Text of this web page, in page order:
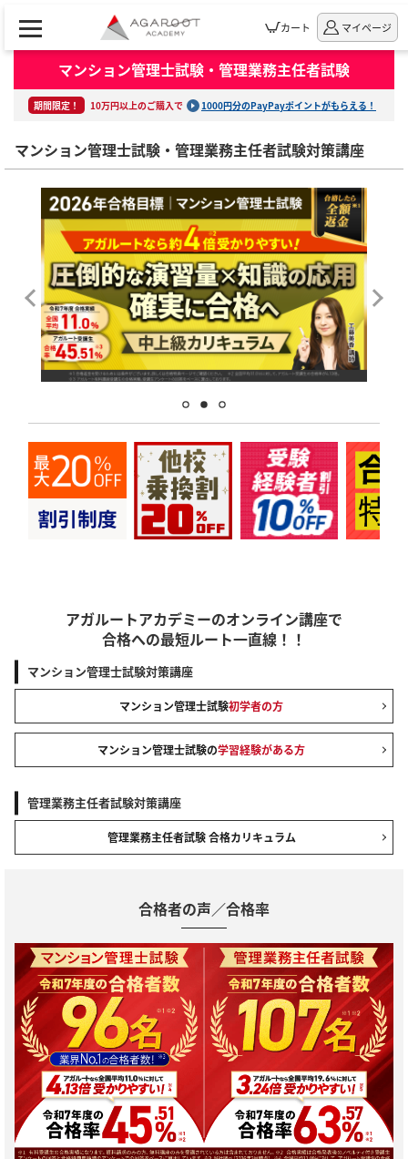
カート マイページ
マンション管理士試験・管理業務主任者試験
期間限定！ 10万円以上のご購入で 1000円分のPayPayポイントがもらえる！
マンション管理士試験・管理業務主任者試験対策講座
アガルートアカデミーのオンライン講座で
合格への最短ルート一直線！！
マンション管理士試験対策講座
マンション管理士試験初学者の方
マンション管理士試験の学習経験がある方
管理業務主任者試験対策講座
管理業務主任者試験 合格カリキュラム
合格者の声／合格率